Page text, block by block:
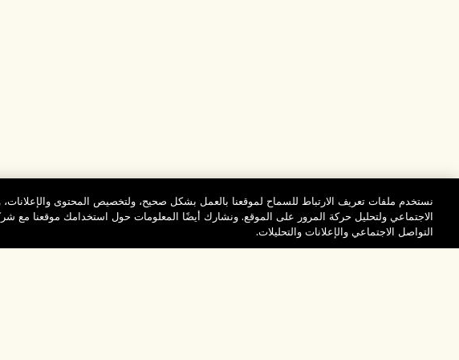
نستخدم ملفات تعريف الارتباط للسماح لموقعنا بالعمل بشكل صحيح، ولتخصيص المحتوى والإعلانات،
الاجتماعي ولتحليل حركة المرور على الموقع. ونشارك أيضًا المعلومات حول استخدامك موقعنا مع
التواصل الاجتماعي والإعلانات والتحليلات.